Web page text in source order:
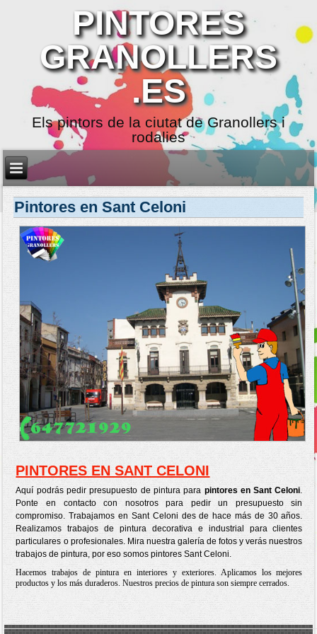
PINTORES
GRANOLLERS
.ES
Els pintors de la ciutat de Granollers i
rodalies
Pintores en Sant Celoni
PINTORES EN SANT CELONI
Aquí podrás pedir presupuesto de pintura para pintores en Sant Celoni.
Ponte en contacto con nosotros para pedir un presupuesto sin
compromiso. Trabajamos en Sant Celoni des de hace más de 30 años.
Realizamos trabajos de pintura decorativa e industrial para clientes
particulares o profesionales. Mira nuestra galería de fotos y verás nuestros
trabajos de pintura, por eso somos pintores Sant Celoni.
Hacemos trabajos de pintura en interiores y exteriores. Aplicamos los mejores
productos y los más duraderos. Nuestros precios de pintura son siempre cerrados.